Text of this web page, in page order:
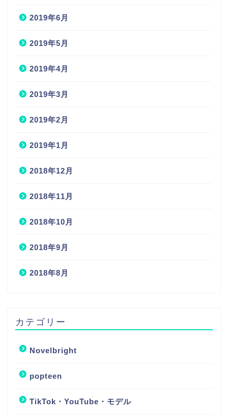
2019年6月
2019年5月
2019年4月
2019年3月
2019年2月
2019年1月
2018年12月
2018年11月
2018年10月
2018年9月
2018年8月
カテゴリー
Novelbright
popteen
TikTok・YouTube・モデル